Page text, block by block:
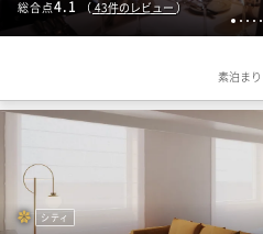
1 2 345
総合点4.1 （43件のレビュー）
素泊まり
シティ